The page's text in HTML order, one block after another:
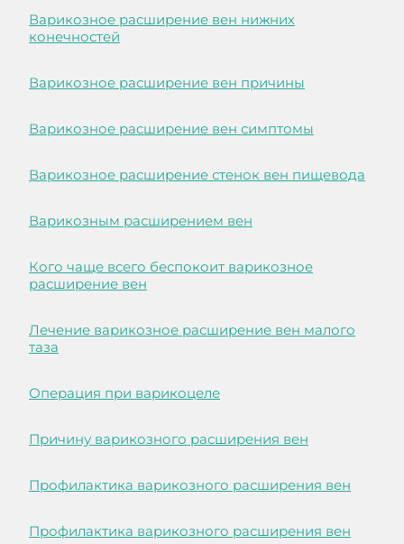
Варикозное расширение вен нижних
конечностей
Варикозное расширение вен причины
Варикозное расширение вен симптомы
Варикозное расширение стенок вен пищевода
Варикозным расширением вен
Кого чаще всего беспокоит варикозное
расширение вен
Лечение варикозное расширение вен малого
таза
Операция при варикоцеле
Причину варикозного расширения вен
Профилактика варикозного расширения вен
Профилактика варикозного расширения вен